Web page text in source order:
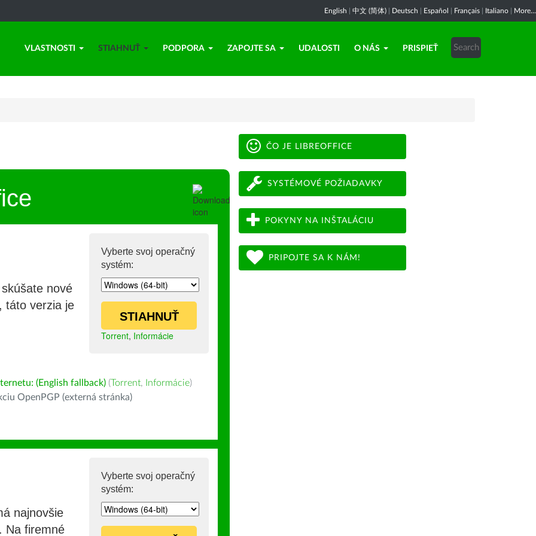
English 中文 (简体) Deutsch Español Français Italiano More...
VLASTNOSTI STIAHNUŤ PODPORA ZAPOJTE SA UDALOSTI O NÁS PRISPIEŤ
Vyberte svoj operačný
systém:
STIAHNUŤ
Torrent, Informácie
nové
táto verzia je
(English fallback) (Torrent, Informácie)
OpenPGP (externá stránka)
Vyberte svoj operačný
systém:
najnovšie
Na firemné
ČO JE LIBREOFFICE
SYSTÉMOVÉ POŽIADAVKY
POKYNY NA INŠTALÁCIU
PRIPOJTE SA K NÁM!